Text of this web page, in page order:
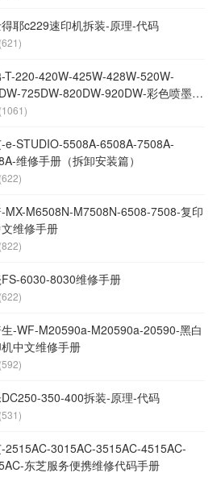
耶c229速印机拆装-原理-代码
-T-220-420W-425W-428W-520W-
725DW-820DW-920DW-彩色喷墨打
文维修手册
e-STUDIO-5508A-6508A-7508A-
维修手册（拆卸安装篇）
MX-M6508N-M7508N-6508-7508-复印
维修手册
6030-8030维修手册
-WF-M20590a-M20590a-20590-黑白
中文维修手册
350-400拆装-原理-代码
2515AC-3015AC-3515AC-4515AC-
东芝服务便携维修代码手册